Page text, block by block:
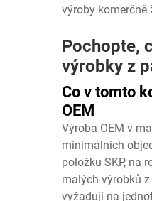
výroby
Pochopte,
výrobky z
Co v tomto
OEM
Výroba OEM v
minimálních
položku SKP, na
malých výrobků
vyžadují na